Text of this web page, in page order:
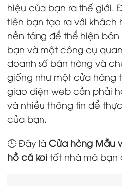
hiệu của bạn ra thế giới.
tiên bạn tạo ra với khách
nền tảng để thể hiện
bạn và một công cụ
doanh số bán hàng và
giống như một cửa hàng
giao diện web cần phải
và nhiều thông tin để
của bạn.
🕛 Đây là Cửa hàng Mẫu
hồ cá koi tốt nhà mà bạn